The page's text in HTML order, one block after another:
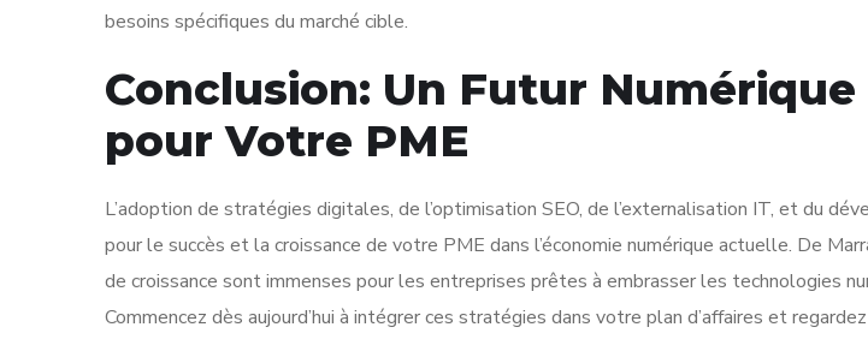
besoins spécifiques du marché cible.
Conclusion: Un Futur
pour Votre PME
L’adoption de stratégies digitales, de l’optimisation SEO, de l’externalisation IT, et du
pour le succès et la croissance de votre PME dans l’économie numérique actuelle. De
de croissance sont immenses pour les entreprises prêtes à embrasser les technologies
Commencez dès aujourd’hui à intégrer ces stratégies dans votre plan d’affaires et